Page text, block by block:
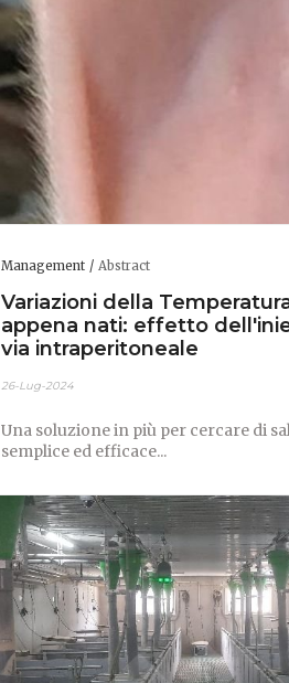
Management Abstract
Variazioni della
appena nati: effetto
via intraperitoneale
26-Lug-2024
Una soluzione in più per cercare di
semplice ed efficace...